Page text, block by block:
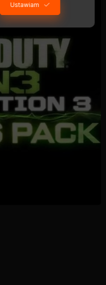
Ustawiam